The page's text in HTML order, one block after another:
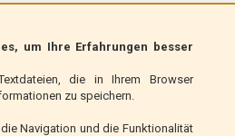
um Ihre Erfahrungen besser
die in Ihrem Browser
zu speichern.
Navigation und die Funktionalität
(nur Italien)